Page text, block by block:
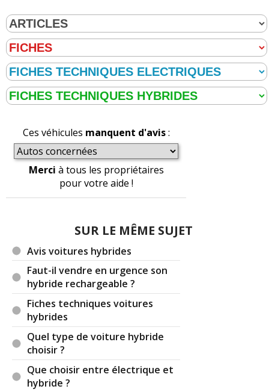
Ces véhicules manquent d'avis:
Merci à tous les propriétaires
pour votre aide !
SUR LE MÊME SUJET
Avis voitures hybrides
Faut-il vendre en urgence son
hybride rechargeable ?
Fiches techniques voitures
hybrides
Quel type de voiture hybride
choisir ?
Que choisir entre électrique et
hybride ?